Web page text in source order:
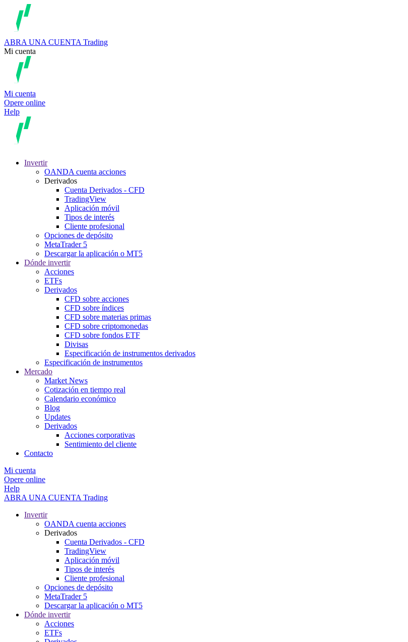
ABRA UNA CUENTA Trading
Mi cuenta
Mi cuenta
Opere online
Help
Invertir
OANDA cuenta acciones
Derivados
Cuenta Derivados - CFD
TradingView
Aplicación móvil
Tipos de interés
Cliente profesional
Opciones de depósito
MetaTrader 5
Descargar la aplicación o MT5
Dónde invertir
Acciones
ETFs
Derivados
CFD sobre acciones
CFD sobre índices
CFD sobre materias primas
CFD sobre criptomonedas
CFD sobre fondos ETF
Divisas
Especificación de instrumentos derivados
Especificación de instrumentos
Mercado
Market News
Cotización en tiempo real
Calendario económico
Blog
Updates
Derivados
Acciones corporativas
Sentimiento del cliente
Contacto
Mi cuenta
Opere online
Help
ABRA UNA CUENTA Trading
Invertir
OANDA cuenta acciones
Derivados
Cuenta Derivados - CFD
TradingView
Aplicación móvil
Tipos de interés
Cliente profesional
Opciones de depósito
MetaTrader 5
Descargar la aplicación o MT5
Dónde invertir
Acciones
ETFs